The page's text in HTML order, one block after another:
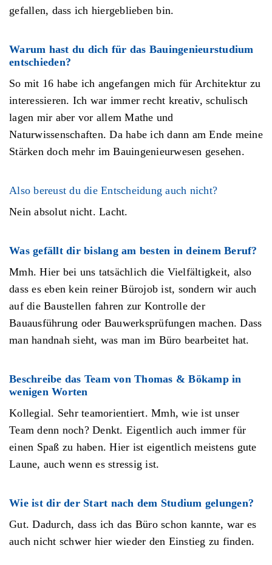
gefallen, dass ich hiergeblieben bin.
Warum hast du dich für das Bauingenieurstudium
entschieden?
So mit 16 habe ich angefangen mich für Architektur zu
interessieren. Ich war immer recht kreativ, schulisch
lagen mir aber vor allem Mathe und
Naturwissenschaften. Da habe ich dann am Ende meine
Stärken doch mehr im Bauingenieurwesen gesehen.
Also bereust du die Entscheidung auch nicht?
Nein absolut nicht. Lacht.
Was gefällt dir bislang am besten in deinem Beruf?
Mmh. Hier bei uns tatsächlich die Vielfältigkeit, also
dass es eben kein reiner Bürojob ist, sondern wir auch
auf die Baustellen fahren zur Kontrolle der
Bauausführung oder Bauwerksprüfungen machen. Dass
man handnah sieht, was man im Büro bearbeitet hat.
Beschreibe das Team von Thomas & Bökamp in
wenigen Worten
Kollegial. Sehr teamorientiert. Mmh, wie ist unser
Team denn noch? Denkt. Eigentlich auch immer für
einen Spaß zu haben. Hier ist eigentlich meistens gute
Laune, auch wenn es stressig ist.
Wie ist dir der Start nach dem Studium gelungen?
Gut. Dadurch, dass ich das Büro schon kannte, war es
auch nicht schwer hier wieder den Einstieg zu finden.